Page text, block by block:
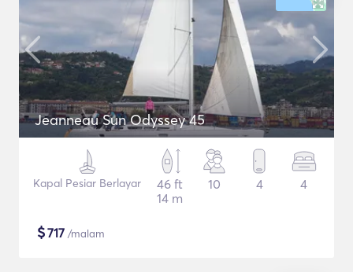
Jeanneau Sun Odyssey 45
Kapal Pesiar Berlayar
46 ft
14 m
10 4 4
$717 /malam